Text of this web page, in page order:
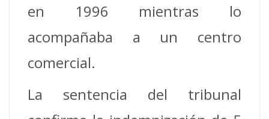
en 1996 mientras lo
acompañaba a un centro
comercial.
La sentencia del tribunal